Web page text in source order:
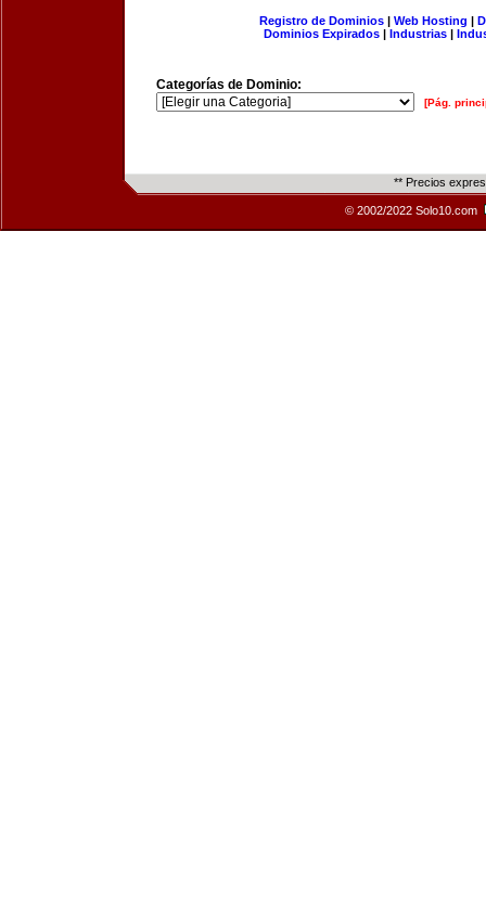
Registro de Dominios| Web Hosting |
Dominios Expirados | Industrias |
Categorías de Dominio:
[Pág.
** Precios
© 2002/2022 Solo10.com